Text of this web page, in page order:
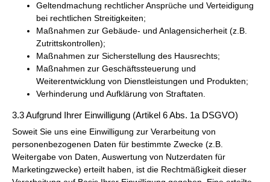
Geltendmachung rechtlicher Ansprüche und Verteidigung
bei rechtlichen Streitigkeiten;
Maßnahmen zur Gebäude- und Anlagensicherheit (z.B.
Zutrittskontrollen);
Maßnahmen zur Sicherstellung des Hausrechts;
Maßnahmen zur Geschäftssteuerung und
Weiterentwicklung von Dienstleistungen und Produkten;
Verhinderung und Aufklärung von Straftaten.
3.3 Aufgrund Ihrer Einwilligung (Artikel 6 Abs. 1a DSGVO)
Soweit Sie uns eine Einwilligung zur Verarbeitung von
personenbezogenen Daten für bestimmte Zwecke (z.B.
Weitergabe von Daten, Auswertung von Nutzerdaten für
Marketingzwecke) erteilt haben, ist die Rechtmäßigkeit dieser